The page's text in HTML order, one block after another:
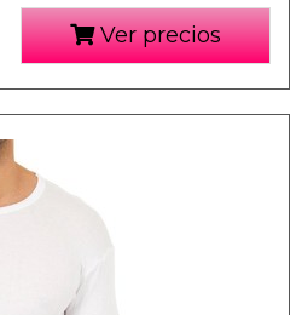
Ver precios